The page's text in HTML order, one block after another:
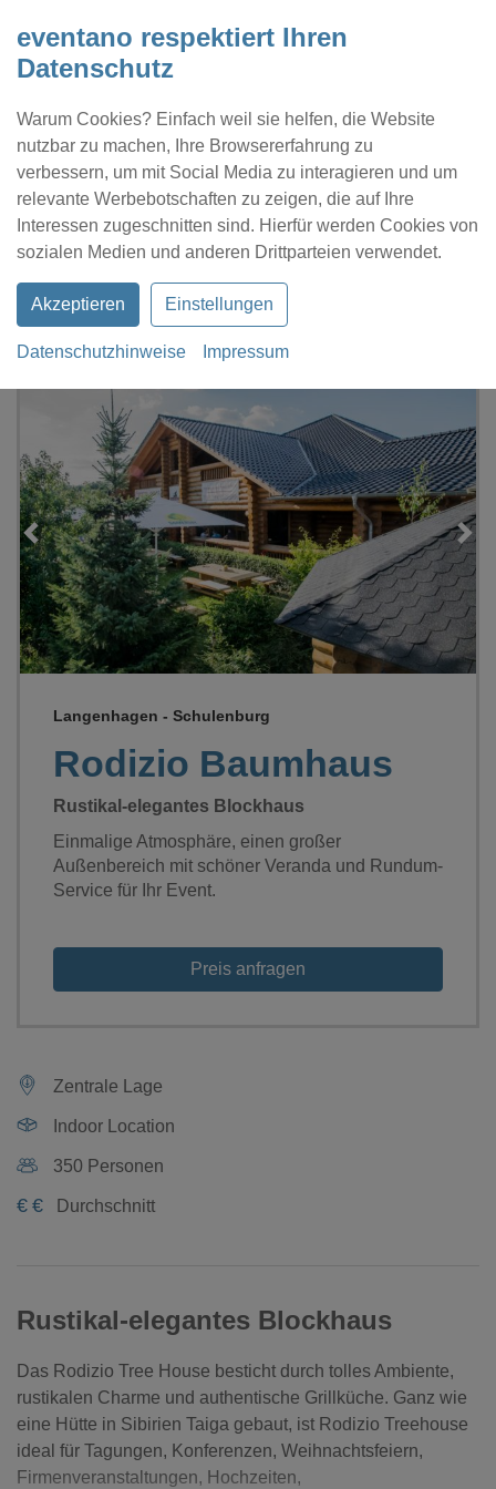
eventano respektiert Ihren
Datenschutz
Warum Cookies? Einfach weil sie helfen, die Website
nutzbar zu machen, Ihre Browsererfahrung zu
verbessern, um mit Social Media zu interagieren und um
relevante Werbebotschaften zu zeigen, die auf Ihre
Interessen zugeschnitten sind. Hierfür werden Cookies von
sozialen Medien und anderen Drittparteien verwendet.
Akzeptieren Einstellungen
Datenschutzhinweise Impressum
Kontakt Location eintragen Profil
Loading...
Rodizio Baumhaus
Langenhagen - Schulenburg
Rustikal-elegantes Blockhaus
Einmalige Atmosphäre, einen großer
Außenbereich mit schöner Veranda und Rundum-
Service für Ihr Event.
Preis anfragen
Zentrale Lage
Indoor Location
350 Personen
€ € Durchschnitt
Rustikal-elegantes Blockhaus
Das Rodizio Tree House besticht durch tolles Ambiente,
rustikalen Charme und authentische Grillküche. Ganz wie
eine Hütte in Sibirien Taiga gebaut, ist Rodizio Treehouse
ideal für Tagungen, Konferenzen, Weihnachtsfeiern,
Firmenveranstaltungen, Hochzeiten,